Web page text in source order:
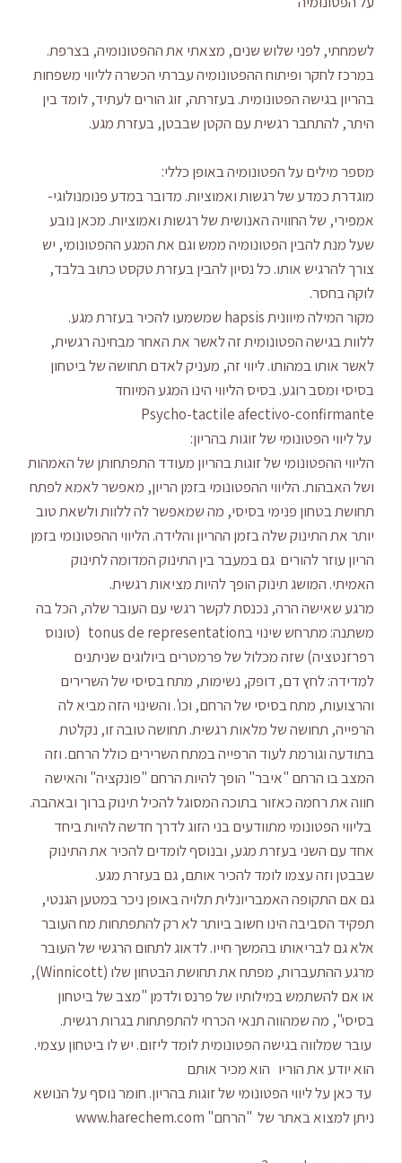
לשמחתי, לפני שלוש שנים, מצאתי את ההפטונומיה, בצרפת.
במרכז לחקר ופיתוח ההפטונומיה עברתי הכשרה לליווי משפחות
בהריון בגישה הפטונומית. בעזרתה, זוג הורים לעתיד, לומד בין
היתר, להתחבר רגשית עם הקטן שבבטן, בעזרת מגע.
מספר מילים על הפטונומיה באופן כללי:
מוגדרת כמדע של רגשות ואמוציות. מדובר במדע פנומנולוגי-
אמפירי, של החוויה האנושית של רגשות ואמוציות. מכאן נובע
שעל מנת להבין הפטונומיה ממש וגם את המגע ההפטונומי, יש
צורך להרגיש אותו. כל נסיון להבין בעזרת טקסט כתוב בלבד,
לוקה בחסר.
מקור המילה מיוונית hapsis שמשמעו להכיר בעזרת מגע.
ללוות בגישה הפטונומית זה לאשר את האחר מבחינה רגשית,
לאשר אותו במהותו. ליווי זה, מעניק לאדם תחושה של ביטחון
בסיסי ומסב רוגע. בסיס הליווי הינו המגע המיוחד
Psycho-tactile afectivo-confirmante
על ליווי הפטונומי של זוגות בהריון:
הליווי ההפטונומי של זוגות בהריון מעודד התפתחותן של האמהות
ושל האבהות. הליווי ההפטונומי בזמן הריון, מאפשר לאמא לפתח
תחושת בטחון פנימי בסיסי, מה שמאפשר לה ללוות ולשאת טוב
יותר את התינוק שלה בזמן ההריון והלידה. הליווי ההפטונומי בזמן
הריון עוזר להורים גם במעבר בין התינוק המדומה לתינוק
האמיתי. המושג תינוק הופך להיות מציאות רגשית.
מרגע שאישה הרה, נכנסת לקשר רגשי עם העובר שלה, הכל בה
משתנה: מתרחש שינוי בtonus de representation (טונוס
רפרזנטציה) שזה מכלול של פרמטרים ביולוגים שניתנים
למדידה: לחץ דם, דופק, נשימות, מתח בסיסי של השרירים
והרצועות, מתח בסיסי של הרחם, וכו'. והשינוי הזה מביא לה
הרפייה, תחושה של מלאות רגשית. תחושה טובה זו, נקלטת
בתודעה וגורמת לעוד הרפייה במתח השרירים כולל הרחם. וזה
המצב בו הרחם "איבר" הופך להיות הרחם "פונקציה" והאישה
חווה את רחמה כאזור בתוכה המסוגל להכיל תינוק ברוך ובאהבה.
 בליווי הפטונומי מתוודעים בני הזוג לדרך חדשה להיות ביחד
אחד עם השני בעזרת מגע, ובנוסף לומדים להכיר את התינוק
שבבטן וזה עצמו לומד להכיר אותם, גם בעזרת מגע.
גם אם התקופה האמבריונלית תלויה באופן ניכר במטען הגנטי,
תפקיד הסביבה הינו חשוב ביותר לא רק להתפתחות מח העובר
אלא גם לבריאותו בהמשך חייו. לדאוג לתחום הרגשי של העובר
מרגע ההתעברות, מפתח את תחושת הבטחון שלו (Winnicott),
או אם להשתמש במילותיו של פרנס ולדמן "מצב של ביטחון
בסיסי", מה שמהווה תנאי הכרחי להתפתחות בגרות רגשית.
 עובר שמלווה בגישה הפטונומית לומד ליזום. יש לו ביטחון עצמי.
הוא יודע את הוריו הוא מכיר אותם
 עד כאן על ליווי הפטונומי של זוגות בהריון. חומר נוסף על הנושא
ניתן למצוא באתר של "הרחם" www.harechem.com